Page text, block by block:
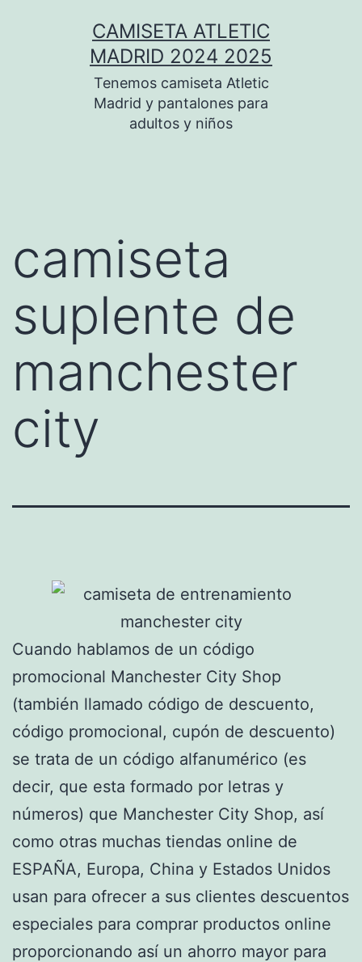
CAMISETA ATLETIC
MADRID 2024 2025
Tenemos camiseta Atletic
Madrid y pantalones para
adultos y niños
camiseta
suplente de
manchester
city
Cuando hablamos de un código
promocional Manchester City Shop
(también llamado código de descuento,
código promocional, cupón de descuento)
se trata de un código alfanumérico (es
decir, que esta formado por letras y
números) que Manchester City Shop, así
como otras muchas tiendas online de
ESPAÑA, Europa, China y Estados Unidos
usan para ofrecer a sus clientes descuentos
especiales para comprar productos online
proporcionando así un ahorro mayor para